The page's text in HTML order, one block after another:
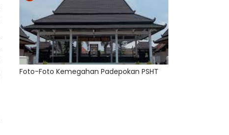
Foto-Foto Kemegahan Padepokan PSHT